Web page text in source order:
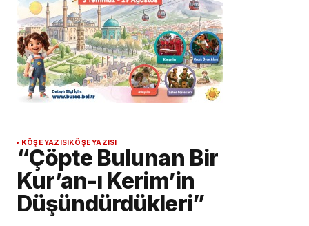
KÖŞE YAZISI KÖŞE YAZISI
“Çöpte Bulunan Bir
Kur’an-ı Kerim’in
Düşündürdükleri”